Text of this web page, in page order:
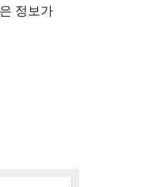
정보가